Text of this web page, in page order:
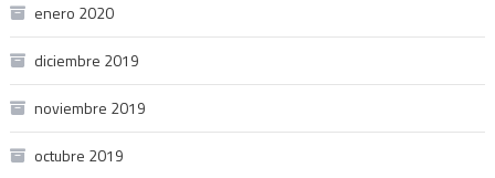
enero 2020
diciembre 2019
noviembre 2019
octubre 2019